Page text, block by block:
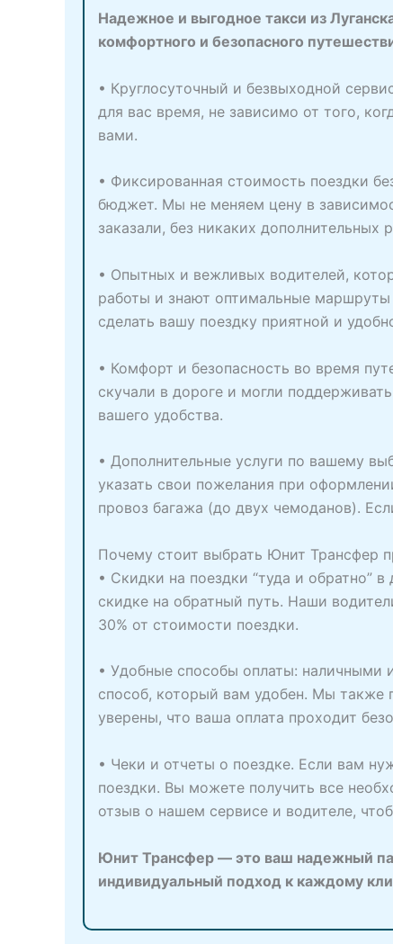
Надежное и выгодное такси из
комфортного и безопасного
• Круглосуточный и безвыходной
для вас время, не зависимо от того,
вами.
• Фиксированная стоимость поездки
бюджет. Мы не меняем цену в
заказали, без никаких дополнительных
• Опытных и вежливых водителей,
работы и знают оптимальные
сделать вашу поездку приятной и
• Комфорт и безопасность во время
скучали в дороге и могли
вашего удобства.
• Дополнительные услуги по вашему
указать свои пожелания при
провоз багажа (до двух чемоданов).
Почему стоит выбрать Юнит Трансфер
• Скидки на поездки “туда и обратно”
скидке на обратный путь. Наши
30% от стоимости поездки.
• Удобные способы оплаты: наличными
способ, который вам удобен. Мы
уверены, что ваша оплата проходит
• Чеки и отчеты о поездке. Если вам
поездки. Вы можете получить все
отзыв о нашем сервисе и водителе,
Юнит Трансфер — это ваш надежный
индивидуальный подход к каждому